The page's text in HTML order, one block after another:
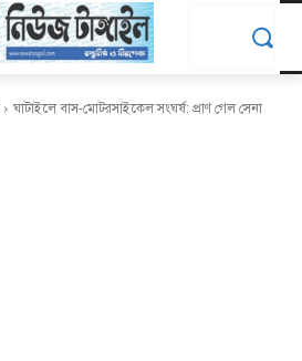
ঘাটাইলে বাস-মোটরসাইকেল সংঘর্ষ: প্রাণ গেল সেনা